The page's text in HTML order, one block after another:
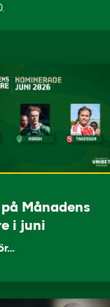
Månadens
i juni